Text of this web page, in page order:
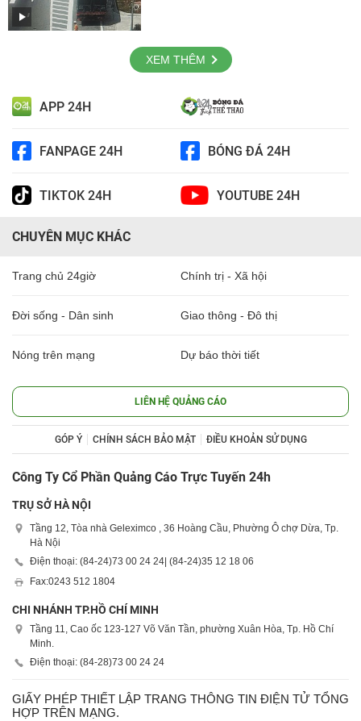
XEM THÊM
APP 24H
FANPAGE 24H BÓNG ĐÁ 24H
TIKTOK 24H YOUTUBE 24H
CHUYÊN MỤC KHÁC
Trang chủ 24giờ Chính trị - Xã hội
Đời sống - Dân sinh Giao thông - Đô thị
Nóng trên mạng Dự báo thời tiết
LIÊN HỆ QUẢNG CÁO
GÓP Ý CHÍNH SÁCH BẢO MẬT ĐIỀU KHOẢN SỬ DỤNG
Công Ty Cổ Phần Quảng Cáo Trực Tuyến 24h
TRỤ SỞ HÀ NỘI
Tầng 12, Tòa nhà Geleximco , 36 Hoàng Cầu, Phường Ô chợ Dừa, Tp.
Hà Nội
Điện thoại: (84-24)73 00 24 24 | (84-24)35 12 18 06
Fax:0243 512 1804
CHI NHÁNH TP.HỒ CHÍ MINH
Tầng 11, Cao ốc 123-127 Võ Văn Tần, phường Xuân Hòa, Tp. Hồ Chí
Minh.
Điện thoại: (84-28)73 00 24 24
GIẤY PHÉP THIẾT LẬP TRANG THÔNG TIN ĐIỆN TỬ TỔNG
HỢP TRÊN MẠNG.